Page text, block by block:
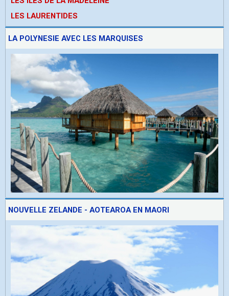
LES LAURENTIDES
LA POLYNESIE AVEC LES MARQUISES
NOUVELLE ZELANDE - AOTEAROA EN MAORI